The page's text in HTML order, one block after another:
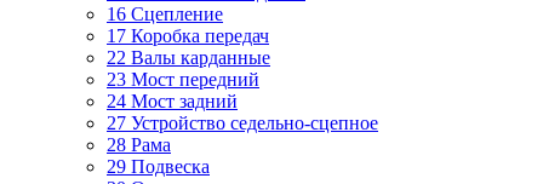
16 Сцепление
17 Коробка передач
22 Валы карданные
23 Мост передний
24 Мост задний
27 Устройство седельно-сцепное
28 Рама
29 Подвеска